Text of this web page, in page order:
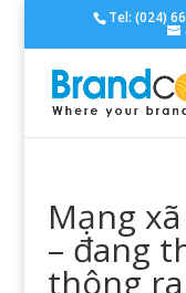
Tel: (024)
Mạng
– đang
thông ra